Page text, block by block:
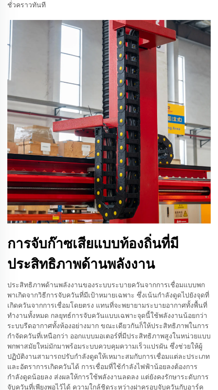
ชั่วคราวทันที
การจับก๊าซเสียแบบท้องถิ่นที่มี
ประสิทธิภาพด้านพลังงาน
ประสิทธิภาพด้านพลังงานของระบบระบายควันจากการเชื่อมแบบพก
พาเกิดจากวิธีการจับควันที่มีเป้าหมายเฉพาะ ซึ่งเน้นกำลังดูดไปยังจุดที่
เกิดควันจากการเชื่อมโดยตรง แทนที่จะพยายามระบายอากาศทั้งพื้นที่
ทำงานทั้งหมด กลยุทธ์การจับควันแบบเฉพาะจุดนี้ใช้พลังงานน้อยกว่า
ระบบรีดอากาศทั้งห้องอย่างมาก ขณะเดียวกันก็ให้ประสิทธิภาพในการ
กำจัดควันที่เหนือกว่า ออกแบบมอเตอร์ที่มีประสิทธิภาพสูงในหน่วยแบบ
พกพาสมัยใหม่มักมาพร้อมระบบควบคุมความเร็วแปรผัน ซึ่งช่วยให้ผู้
ปฏิบัติงานสามารถปรับกำลังดูดให้เหมาะสมกับการเชื่อมแต่ละประเภท
และอัตราการเกิดควันได้ การเชื่อมที่ใช้กำลังไฟฟ้าน้อยลงต้องการ
กำลังดูดน้อยลง ส่งผลให้การใช้พลังงานลดลง แต่ยังคงรักษาระดับการ
จับควันที่เพียงพอไว้ได้ ความใกล้ชิดระหว่างฝาครอบจับควันกับอาร์ค